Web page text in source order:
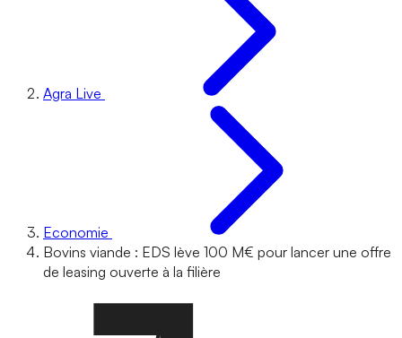
Agra Live
Economie
Bovins viande : EDS lève 100 M€ pour lancer une offre
de leasing ouverte à la filière